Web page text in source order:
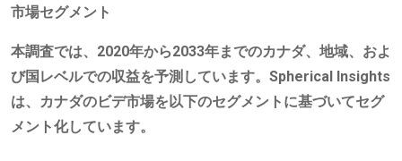
市場セグメント
本調査では、2020年から2033年までのカナダ、地域、およ
び国レベルでの収益を予測しています。Spherical Insights
は、カナダのビデ市場を以下のセグメントに基づいてセグ
メント化しています。